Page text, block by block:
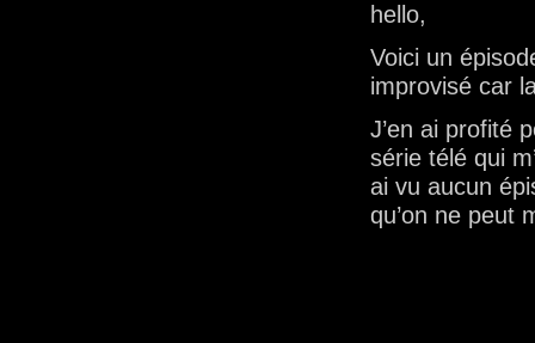
hello,
Voici un
improvisé car
J’en ai profité
série télé qui
ai vu aucun
qu’on ne peut